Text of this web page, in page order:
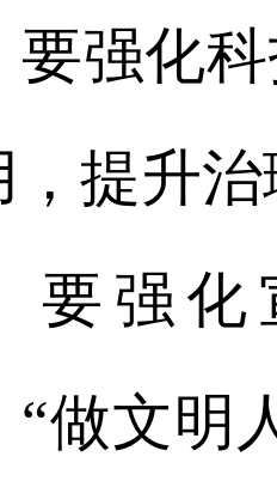
化科
，提升
化宣
“做文明